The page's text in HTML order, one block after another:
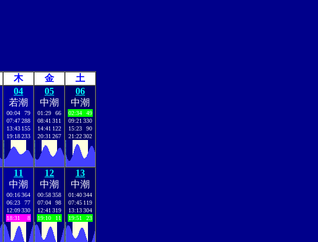
木 金 土
04
若潮
00:04
79
07:47288
13:43 155
19:18233
05
中潮
01:29
66
08:41 311
14:41 122
20:31 267
06
中潮
02:34
49
09:21 330
15:23
90
21:22302
11
中潮
00:16364
06:23
77
12:09330
18:31
8
12
中潮
00:58358
07:04
98
12:41 319
19:10
11
13
中潮
01:40344
07:45 119
13:13304
19:51
23